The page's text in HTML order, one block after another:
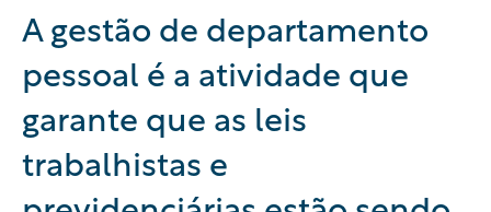
A gestão de departamento
pessoal é a atividade que
garante que as leis
trabalhistas e